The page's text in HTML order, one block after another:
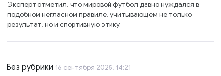
Эксперт отметил, что мировой футбол давно нуждался в
подобном негласном правиле, учитывающем не только
результат, но и спортивную этику.
Без рубрики 16 сентября 2025, 14:21